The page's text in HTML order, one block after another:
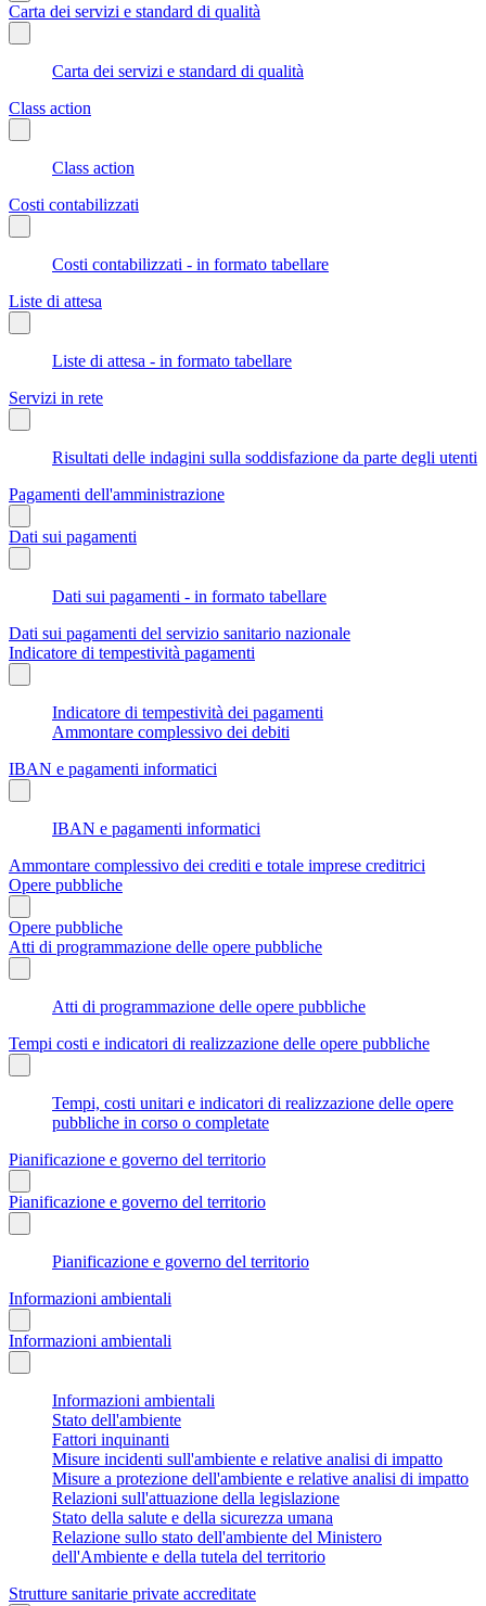
Carta dei servizi e standard di qualità
Carta dei servizi e standard di qualità
Class action
Class action
Costi contabilizzati
Costi contabilizzati - in formato tabellare
Liste di attesa
Liste di attesa - in formato tabellare
Servizi in rete
Risultati delle indagini sulla soddisfazione da parte degli utenti
Pagamenti dell'amministrazione
Dati sui pagamenti
Dati sui pagamenti - in formato tabellare
Dati sui pagamenti del servizio sanitario nazionale
Indicatore di tempestività pagamenti
Indicatore di tempestività dei pagamenti
Ammontare complessivo dei debiti
IBAN e pagamenti informatici
IBAN e pagamenti informatici
Ammontare complessivo dei crediti e totale imprese creditrici
Opere pubbliche
Opere pubbliche
Atti di programmazione delle opere pubbliche
Atti di programmazione delle opere pubbliche
Tempi costi e indicatori di realizzazione delle opere pubbliche
Tempi, costi unitari e indicatori di realizzazione delle opere
pubbliche in corso o completate
Pianificazione e governo del territorio
Pianificazione e governo del territorio
Pianificazione e governo del territorio
Informazioni ambientali
Informazioni ambientali
Informazioni ambientali
Stato dell'ambiente
Fattori inquinanti
Misure incidenti sull'ambiente e relative analisi di impatto
Misure a protezione dell'ambiente e relative analisi di impatto
Relazioni sull'attuazione della legislazione
Stato della salute e della sicurezza umana
Relazione sullo stato dell'ambiente del Ministero
dell'Ambiente e della tutela del territorio
Strutture sanitarie private accreditate